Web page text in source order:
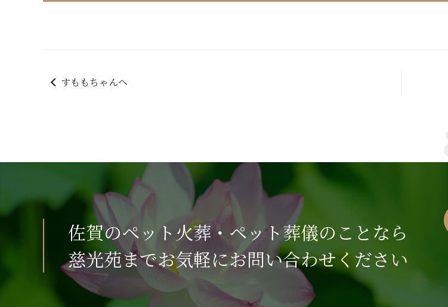
すももちゃんへ
佐賀のペット火葬・ペット葬儀のことなら
慈光苑までお気軽にお問い合わせください